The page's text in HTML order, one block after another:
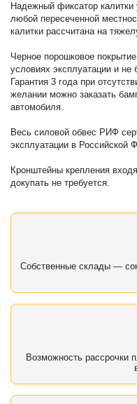
Надежный фиксатор
любой пересеченной
калитки рассчитана на
Черное порошковое
условиях эксплуатации и не
Гарантия 3 года при
желании можно заказать
автомобиля.
Весь силовой обвес РИФ
эксплуатации в Российской
Кронштейны крепления
докупать не требуется.
Собственные склады —
Возможность рассрочки